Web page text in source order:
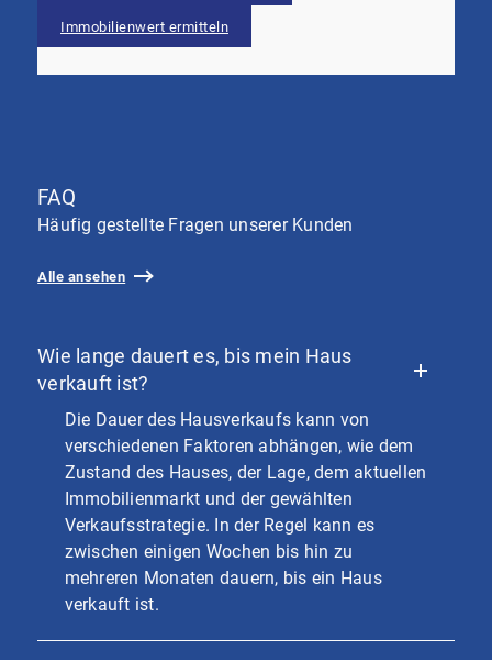
Immobilienwert ermitteln
FAQ
Häufig gestellte Fragen unserer Kunden
Alle ansehen
Wie lange dauert es, bis mein Haus
verkauft ist?
Die Dauer des Hausverkaufs kann von
verschiedenen Faktoren abhängen, wie dem
Zustand des Hauses, der Lage, dem aktuellen
Immobilienmarkt und der gewählten
Verkaufsstrategie. In der Regel kann es
zwischen einigen Wochen bis hin zu
mehreren Monaten dauern, bis ein Haus
verkauft ist.